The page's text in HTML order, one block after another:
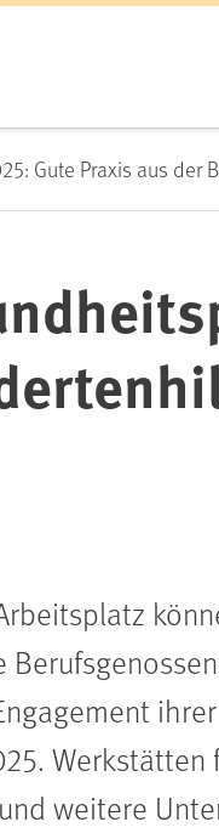
Gute Praxis aus der
weitere